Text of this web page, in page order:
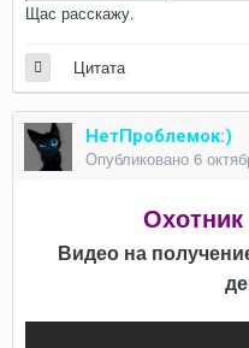
Щас расскажу.
Цитата
НетПроблемок:)
Опубликовано 6
Видео на